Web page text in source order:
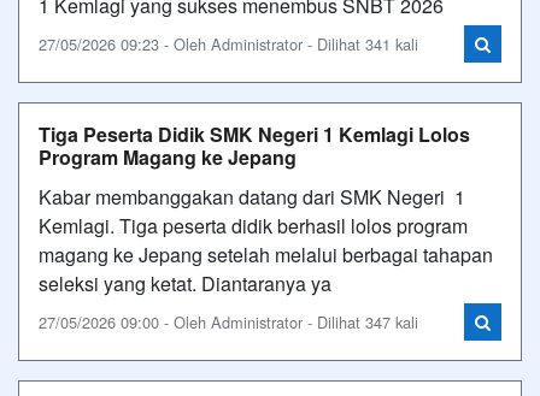
27/05/2026 09:23 - Oleh Administrator - Dilihat 341 kali
Tiga Peserta Didik SMK Negeri 1 Kemlagi Lolos
Program Magang ke Jepang
Kabar membanggakan datang dari SMK Negeri 1
Kemlagi. Tiga peserta didik berhasil lolos program
magang ke Jepang setelah melalui berbagai tahapan
seleksi yang ketat. Diantaranya ya
27/05/2026 09:00 - Oleh Administrator - Dilihat 347 kali